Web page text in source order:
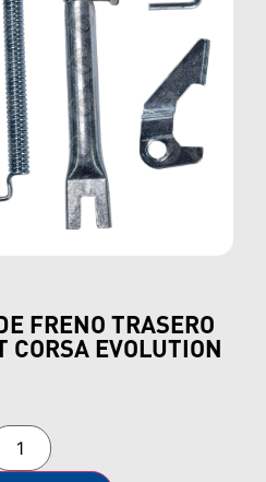
FRENO TRASERO
CORSA EVOLUTION